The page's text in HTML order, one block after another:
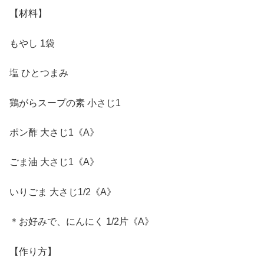
【材料】
もやし 1袋
塩 ひとつまみ
鶏がらスープの素 小さじ1
ポン酢 大さじ1《A》
ごま油 大さじ1《A》
いりごま 大さじ1/2《A》
＊お好みで、にんにく 1/2片《A》
【作り方】